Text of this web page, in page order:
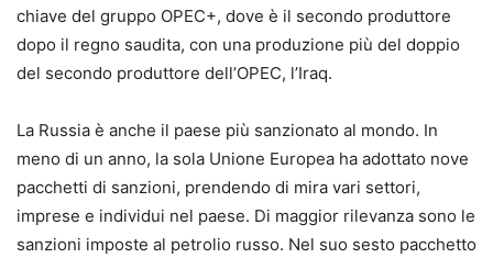
chiave del gruppo OPEC+, dove è il secondo produttore
dopo il regno saudita, con una produzione più del doppio
del secondo produttore dell’OPEC, l’Iraq.
La Russia è anche il paese più sanzionato al mondo. In
meno di un anno, la sola Unione Europea ha adottato nove
pacchetti di sanzioni, prendendo di mira vari settori,
imprese e individui nel paese. Di maggior rilevanza sono le
sanzioni imposte al petrolio russo. Nel suo sesto pacchetto